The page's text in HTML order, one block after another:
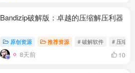
Bandizip破解版：卓越的压缩解压利器
原创资源 推荐资源 # 破解软件 # 压缩软
8天前 10